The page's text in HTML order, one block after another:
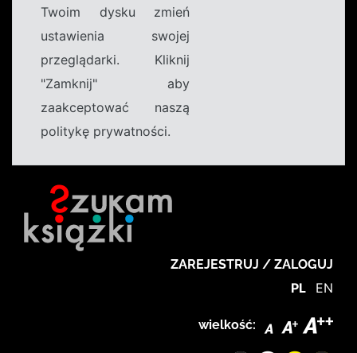
Twoim dysku zmień
ustawienia swojej
przeglądarki. Kliknij
"Zamknij" aby
zaakceptować naszą
politykę prywatności.
ZAREJESTRUJ / ZALOGUJ
PL EN
wielkość: